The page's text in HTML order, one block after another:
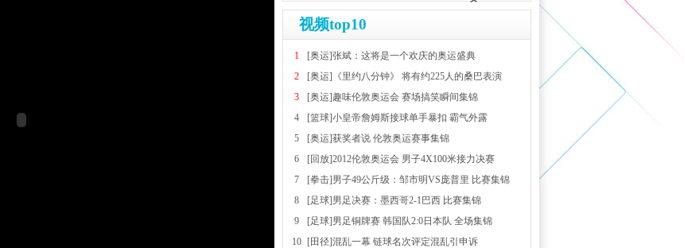
视频top10
1
[奥运]张斌：这将是一个欢庆的奥运盛典
2
[奥运]《里约八分钟》 将有约225人的桑巴表演
3
[奥运]趣味伦敦奥运会 赛场搞笑瞬间集锦
4
[篮球]小皇帝詹姆斯接球单手暴扣 霸气外露
5
[奥运]获奖者说 伦敦奥运赛事集锦
6
[回放]2012伦敦奥运会 男子4X100米接力决赛
7
[拳击]男子49公斤级：邹市明VS庞普里 比赛集锦
8
[足球]男足决赛：墨西哥2-1巴西 比赛集锦
9
[足球]男足铜牌赛 韩国队2:0日本队 全场集锦
10
[田径]混乱一幕 链球名次评定混乱引申诉